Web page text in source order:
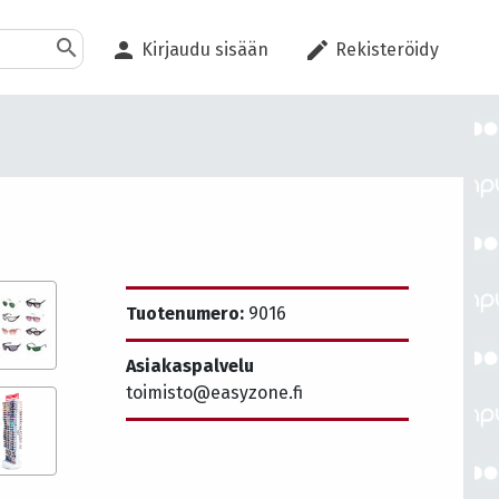
search person Kirjaudu sisään edit Rekisteröidy
Tuotenumero: 9016
Asiakaspalvelu
toimisto@easyzone.fi